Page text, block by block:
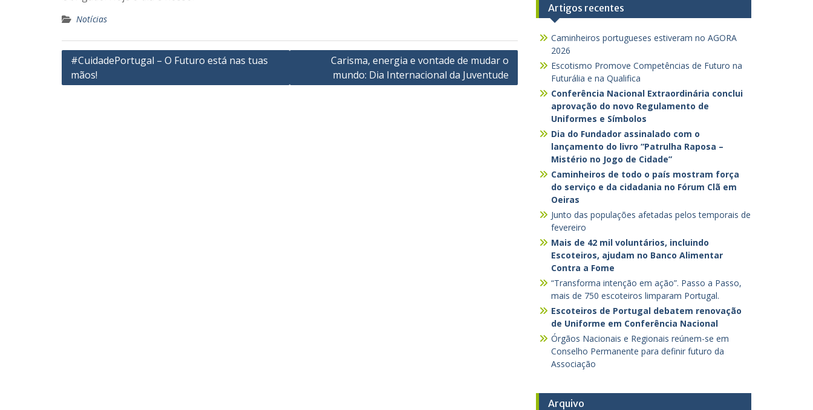
Notícias
Navegação
de
#CuidadePortugal – O Futuro está nas tuas
mãos!
Carisma, energia e vontade de mudar o
mundo: Dia Internacional da Juventude
Artigos recentes
Caminheiros portugueses estiveram no AGORA
2026
Escotismo Promove Competências de Futuro na
Futurália e na Qualifica
Conferência Nacional Extraordinária conclui
aprovação do novo Regulamento de
Uniformes e Símbolos
Dia do Fundador assinalado com o
lançamento do livro “Patrulha Raposa –
Mistério no Jogo de Cidade”
Caminheiros de todo o país mostram força
do serviço e da cidadania no Fórum Clã em
Oeiras
Junto das populações afetadas pelos temporais de
fevereiro
Mais de 42 mil voluntários, incluindo
Escoteiros, ajudam no Banco Alimentar
Contra a Fome
“Transforma intenção em ação”. Passo a Passo,
mais de 750 escoteiros limparam Portugal.
Escoteiros de Portugal debatem renovação
de Uniforme em Conferência Nacional
Órgãos Nacionais e Regionais reúnem-se em
Conselho Permanente para definir futuro da
Associação
Arquivo